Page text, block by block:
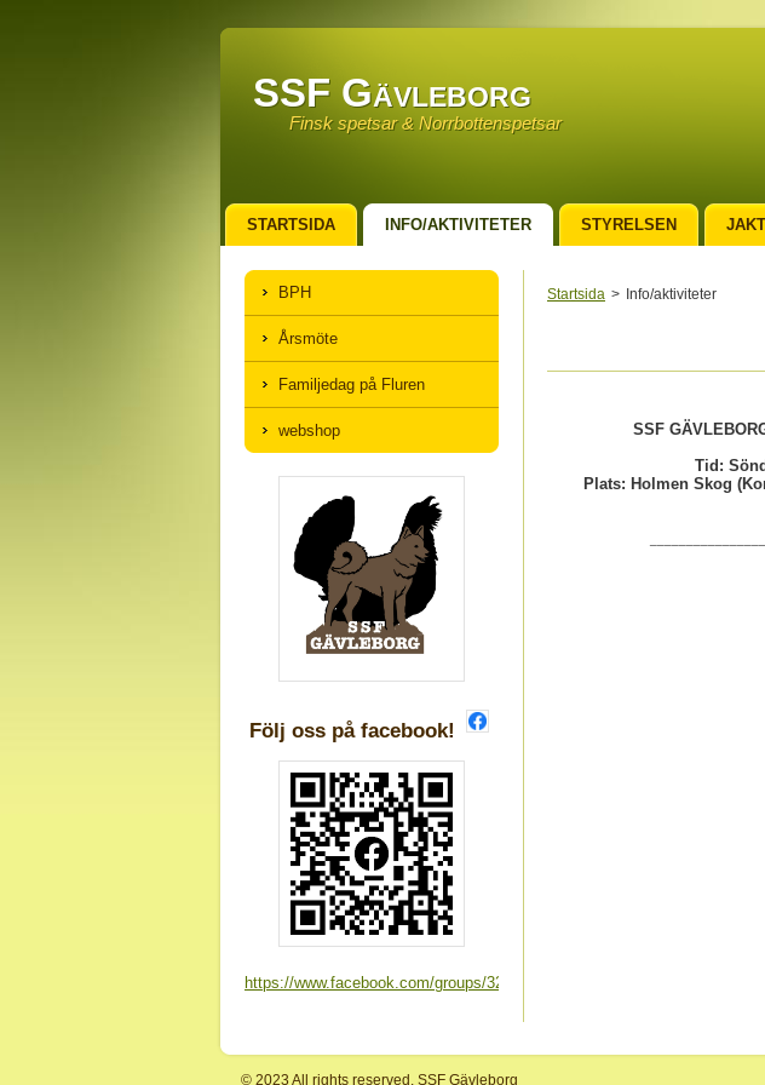
SSF Gävleborg
Finsk spetsar & Norrbottenspetsar
Startsida > Info/aktiviteter
SSF
Tid:
Plats: Holmen Skog
BPH
Årsmöte
Familjedag på Fluren
webshop
Följ oss på facebook!
https://www.facebook.com/groups/3255371768106279/
STARTSIDA INFO/AKTIVITETER STYRELSEN
ÅRSMÖTESPROTOKOLL MM FOTON
© 2023 All rights reserved. SSF Gävleborg